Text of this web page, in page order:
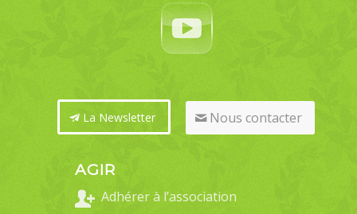
La Newsletter Nous contacter
AGIR
Adhérer à l’association